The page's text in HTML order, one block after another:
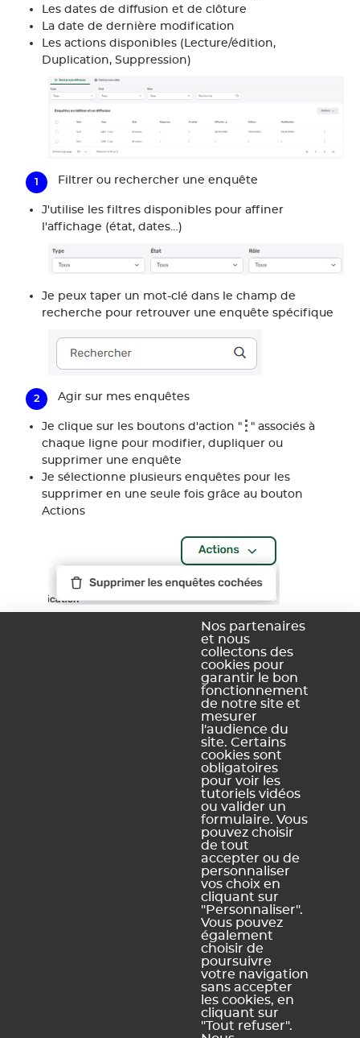
Les dates de diffusion et de clôture
La date de dernière modification
Les actions disponibles (Lecture/édition,
Duplication, Suppression)
Filtrer ou rechercher une enquête
J'utilise les filtres disponibles pour affiner
l'affichage (état, dates…)
Je peux taper un mot-clé dans le champ de
recherche pour retrouver une enquête spécifique
Agir sur mes enquêtes
Je clique sur les boutons d'action "
" associés à
chaque ligne pour modifier, dupliquer ou
supprimer une enquête
Je sélectionne plusieurs enquêtes pour les
supprimer en une seule fois grâce au bouton
Actions
Je clique sur le bouton Nouvelle enquête pour
lancer la création d'une nouvelle enquête
Je clique sur une ligne du tableau pour accéder à
Ce contenu vous a été utile ?
Pas vraiment
https://docs.index-education.com/docs_fr/fr-pronote-
primaire-support-fiche-1734-8499-dont-je-suis-
diffuseur.php
Vous ne trouvez pas de réponse à votre question ?
Contactez notre assistance
Nos partenaires
et nous
collectons des
cookies pour
garantir le bon
fonctionnement
de notre site et
mesurer
l'audience du
site. Certains
cookies sont
obligatoires
pour voir les
tutoriels vidéos
ou valider un
formulaire. Vous
pouvez choisir
de tout
accepter ou de
personnaliser
vos choix en
cliquant sur
"Personnaliser".
Vous pouvez
également
choisir de
poursuivre
votre navigation
sans accepter
les cookies, en
cliquant sur
"Tout refuser".